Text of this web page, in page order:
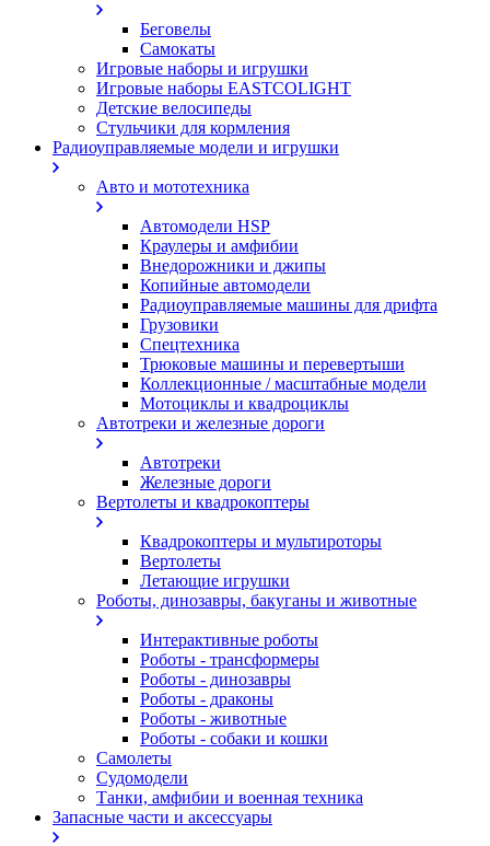
Беговелы
Самокаты
Игровые наборы и игрушки
Игровые наборы EASTCOLIGHT
Детские велосипеды
Стульчики для кормления
Радиоуправляемые модели и игрушки
Авто и мототехника
Автомодели HSP
Краулеры и амфибии
Внедорожники и джипы
Копийные автомодели
Радиоуправляемые машины для дрифта
Грузовики
Спецтехника
Трюковые машины и перевертыши
Коллекционные / масштабные модели
Мотоциклы и квадроциклы
Автотреки и железные дороги
Автотреки
Железные дороги
Вертолеты и квадрокоптеры
Квадрокоптеры и мультироторы
Вертолеты
Летающие игрушки
Роботы, динозавры, бакуганы и животные
Интерактивные роботы
Роботы - трансформеры
Роботы - динозавры
Роботы - драконы
Роботы - животные
Роботы - собаки и кошки
Самолеты
Судомодели
Танки, амфибии и военная техника
Запасные части и аксессуары